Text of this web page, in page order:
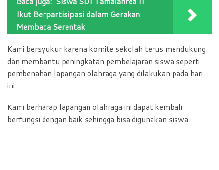
Ikut Berpartisipasi dalam Gerakan
Membaca Serentak
Kami bersyukur karena komite sekolah terus mendukung
dan membantu peningkatan pembelajaran siswa seperti
pembenahan lapangan olahraga yang dilakukan pada hari
ini.
Kami berharap lapangan olahraga ini dapat kembali
berfungsi dengan baik sehingga bisa digunakan siswa.